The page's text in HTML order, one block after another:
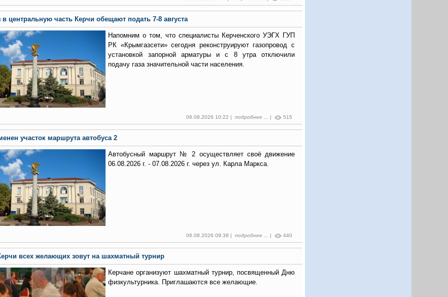
в центральную часть Керчи обещают подать 7-8 августа
Напомним о том, что специалисты Керченского УЭГХ ГУП
РК «Крымгазсети» сегодня реконструируют газопровод с
установкой запорной арматуры и с 8 утра отключили
подачу газа значительной части населения.
06.08.2026 10:22 | подробнее ... | 515
участок маршрута автобуса 2
Автобусный маршрут № 2 осуществляет своё движение
06.08.2026 г. - 07.08.2026 г. через ул. Карла Маркса.
06.08.2026 09:38 | подробнее ... 440
всех желающих зовут на шахматный турнир
Керчане организуют шахматный турнир, посвященный Дню
физкультурника. Приглашаются все желающие.